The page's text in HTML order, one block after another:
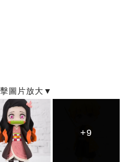
+9
+9
+9